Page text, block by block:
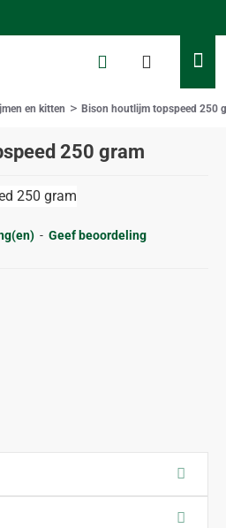
250 gram
en kitten Bison houtlijm topspeed 250
- Geef beoordeling